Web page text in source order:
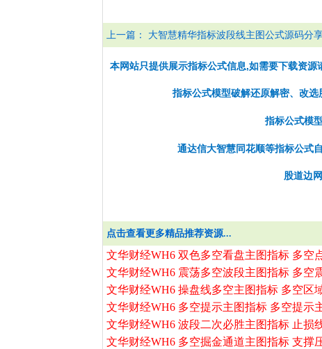
上一篇： 大智慧精华指标波段线主图公式源码分
本网站只提供展示指标公式信息,如需要下载资源
指标公式模型破解还原解密、改
指标公式模
通达信大智慧同花顺等指标公式
股道边
点击查看更多精品推荐资源...
文华财经WH6 双色多空看盘主图指标 多空
文华财经WH6 震荡多空波段主图指标 多空
文华财经WH6 操盘线多空主图指标 多空区
文华财经WH6 多空提示主图指标 多空提示
文华财经WH6 波段二次必胜主图指标 止损
文华财经WH6 多空掘金通道主图指标 支撑